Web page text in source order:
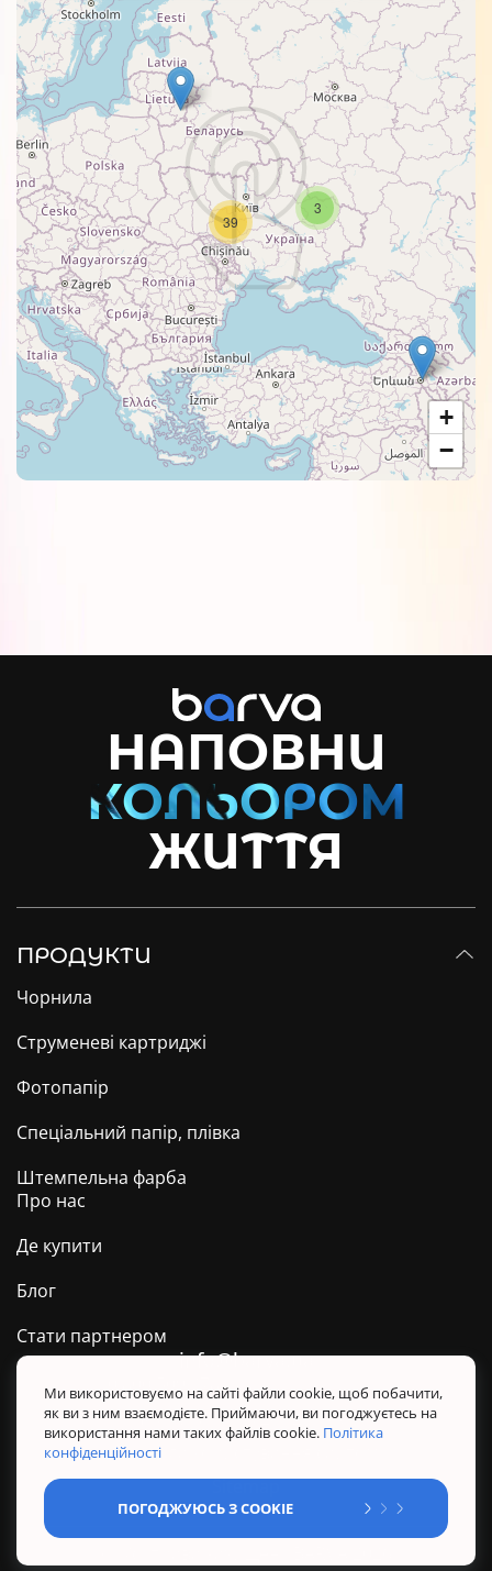
3
39
+
−
НАПОВНИ
ЖИТТЯ
ПРОДУКТИ
Чорнила
Струменеві картриджі
Фотопапір
Спеціальний папір, плівка
Штемпельна фарба
Про нас
Де купити
Блог
Стати партнером
Техпідтримка ТМ BARVA
Політика конфіденційності
Правила користування сайтом
Sitemap
info@barva.ua
Ми використовуємо на сайті файли cookie, щоб побачити,
як ви з ним взаємодієте. Приймаючи, ви погоджуєтесь на
використання нами таких файлів cookie. Політика
конфіденційності
ПОГОДЖУЮСЬ З COOKIE